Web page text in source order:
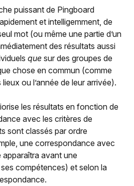
puissant de Pingboard
et intelligemment, de
mot (ou même une partie d’un
des résultats aussi
que sur des groupes de
chose en commun (comme
ou l’année de leur arrivée).
les résultats en fonction de
avec les critères de
sont classés par ordre
une correspondance avec
apparaîtra avant une
compétences) et selon la